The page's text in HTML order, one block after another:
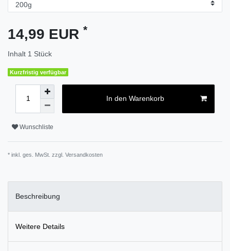
14,99 EUR *
Inhalt 1 Stück
Kurzfristig verfügbar
In den Warenkorb
Wunschliste
* inkl. ges. MwSt. zzgl. Versandkosten
Beschreibung
Weitere Details